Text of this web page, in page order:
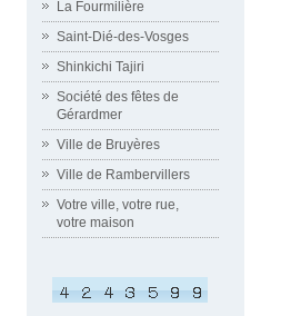
La Fourmilière
Saint-Dié-des-Vosges
Shinkichi Tajiri
Société des fêtes de
Gérardmer
Ville de Bruyères
Ville de Rambervillers
Votre ville, votre rue,
votre maison